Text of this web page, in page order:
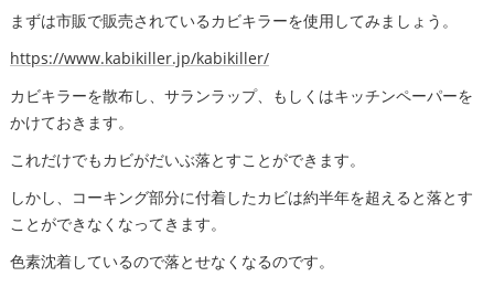
まずは市販で販売されているカビキラーを使用してみましょう。
https://www.kabikiller.jp/kabikiller/
カビキラーを散布し、サランラップ、もしくはキッチンペーパーを
かけておきます。
これだけでもカビがだいぶ落とすことができます。
しかし、コーキング部分に付着したカビは約半年を超えると落とす
ことができなくなってきます。
色素沈着しているので落とせなくなるのです。